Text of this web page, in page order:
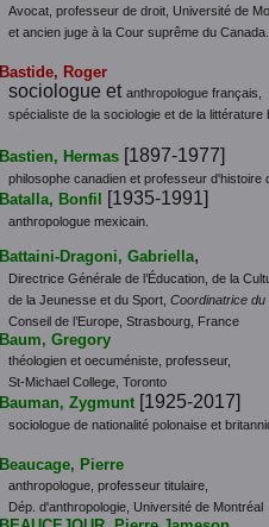
Avocat, professeur de droit, Université de
et ancien juge à la Cour suprême du Canada.
Bastide, Roger
sociologue et anthropologue français,
spécialiste de la sociologie et de la littérature
Bastien, Hermas [1897-1977]
philosophe canadien et professeur d'histoire
Batalla, Bonfil [1935-1991]
anthropologue mexicain.
Battaini-Dragoni, Gabriella,
Directrice Générale de l’Éducation, de la
de la Jeunesse et du Sport, Coordinatrice du
Conseil de l’Europe, Strasbourg, France
Baum, Gregory
théologien et oecuméniste, professeur,
St-Michael College, Toronto
Bauman, Zygmunt [1925-2017]
sociologue de nationalité polonaise et
Beaucage, Pierre
anthropologue, professeur titulaire,
Dép. d'anthropologie, Université de Montréal